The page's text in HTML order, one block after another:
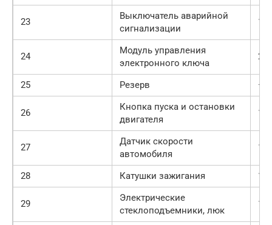
23
Выключатель аварийной
сигнализации
15
24
Модуль управления
электронного ключа
25
25 Резерв —
26
Кнопка пуска и остановки
двигателя
10
27
Датчик скорости
автомобиля
15
28 Катушки зажигания 15
29
Электрические
стеклоподъемники, люк
10